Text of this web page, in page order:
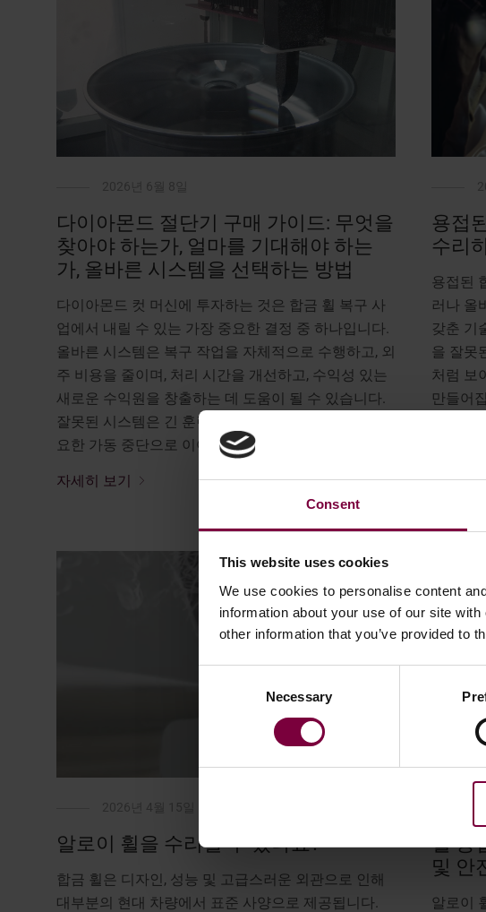
Consent
This website uses cookies
We use cookies to personalise content
information about your use of our site
other information that you’ve provided to
Necessary
다이아몬드 절단기 구매 가이드: 무엇을
찾아야 하는가, 얼마를 기대해야 하는
가, 올바른 시스템을 선택하는 방법
다이아몬드 컷 머신에 투자하는 것은 합금 휠 복구 사
업에서 내릴 수 있는 가장 중요한 결정 중 하나입니다.
올바른 시스템은 복구 작업을 자체적으로 수행하고, 외
주 비용을 줄이며, 처리 시간을 개선하고, 수익성 있는
새로운 수익원을 창출하는 데 도움이 될 수 있습니다.
잘못된 시스템은 긴 훈련 기간, 일관성 없는 결과, 불필
요한 가동 중단으로 이어질 수 있습니다. …
자세히 보기
용접
수리
용접된
러나 올
갖춘 기
을 잘못
처럼 보
만들어
알로이 휠을 수리할 수 있나요?
합금 휠은 디자인, 성능 및 고급스러운 외관으로 인해
대부분의 현대 차량에서 표준 사양으로 제공됩니다.
휠 용
및 안
알로이